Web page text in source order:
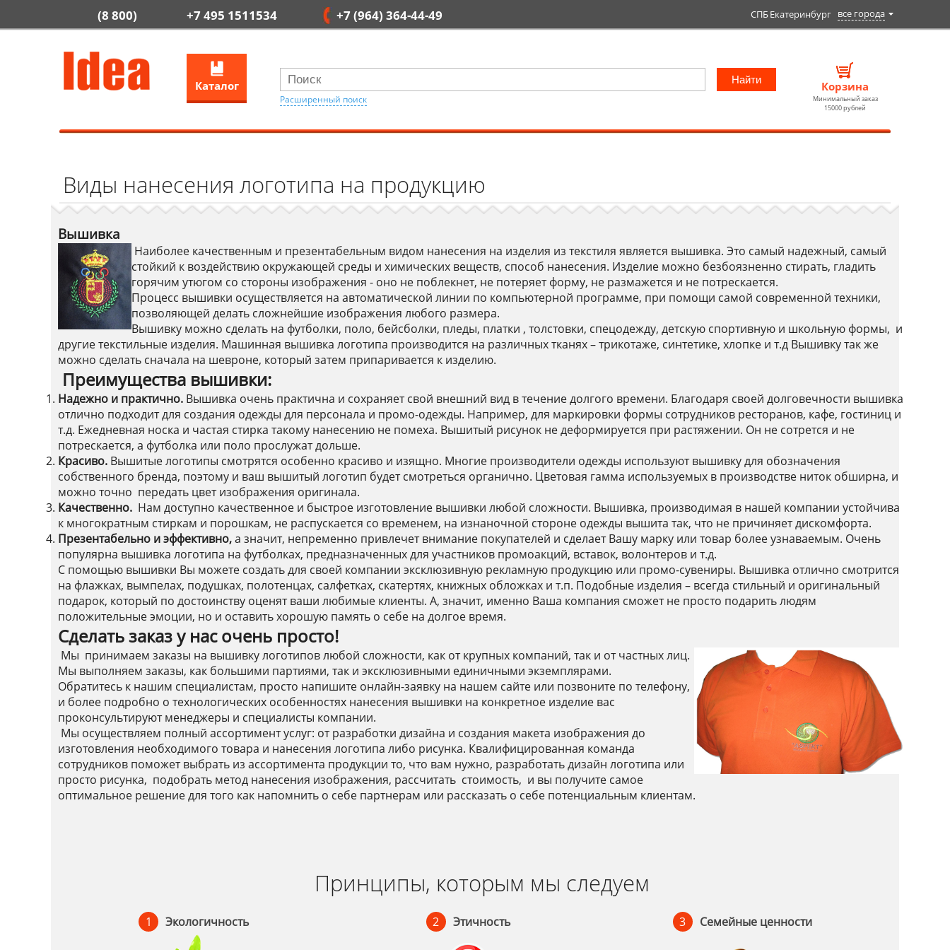
СПБЕкатеринбург
(8 800) +7 495 1511534 +7 (964) 364-44-49 все города
Каталог Найти
Расширенный поиск
Корзина
Минимальный заказ
15000 рублей
Минимальная сумма заказа 50 000 рублей
Виды нанесения логотипа на продукцию
Вышивка
Наиболее качественным и презентабельным видом нанесения на изделия из текстиля является вышивка. Это самый надежный, самый
стойкий к воздействию окружающей среды и химических веществ, способ нанесения. Изделие можно безбоязненно стирать, гладить
горячим утюгом со стороны изображения - оно не поблекнет, не потеряет форму, не размажется и не потрескается.
Процесс вышивки осуществляется на автоматической линии по компьютерной программе, при помощи самой современной техники,
позволяющей делать сложнейшие изображения любого размера.
Вышивку можно сделать на футболки, поло, бейсболки, пледы, платки , толстовки, спецодежду, детскую спортивную и школьную формы, и
другие текстильные изделия. Машинная вышивка логотипа производится на различных тканях – трикотаже, синтетике, хлопке и т.д Вышивку так же
можно сделать сначала на шевроне, который затем припаривается к изделию.
Преимущества вышивки:
Надежно и практично. Вышивка очень практична и сохраняет свой внешний вид в течение долгого времени. Благодаря своей долговечности вышивка
отлично подходит для создания одежды для персонала и промо-одежды. Например, для маркировки формы сотрудников ресторанов, кафе, гостиниц и
т.д. Ежедневная носка и частая стирка такому нанесению не помеха. Вышитый рисунок не деформируется при растяжении. Он не сотрется и не
потрескается, а футболка или поло прослужат дольше.
Красиво. Вышитые логотипы смотрятся особенно красиво и изящно. Многие производители одежды используют вышивку для обозначения
собственного бренда, поэтому и ваш вышитый логотип будет смотреться органично. Цветовая гамма используемых в производстве ниток обширна, и
можно точно передать цвет изображения оригинала.
Качественно. Нам доступно качественное и быстрое изготовление вышивки любой сложности. Вышивка, производимая в нашей компании устойчива
к многократным стиркам и порошкам, не распускается со временем, на изнаночной стороне одежды вышита так, что не причиняет дискомфорта.
Презентабельно и эффективно,а значит, непременно привлечет внимание покупателей и сделает Вашу марку или товар более узнаваемым. Очень
популярна вышивка логотипа на футболках, предназначенных для участников промоакций, вставок, волонтеров и т.д.
С помощью вышивки Вы можете создать для своей компании эксклюзивную рекламную продукцию или промо-сувениры. Вышивка отлично смотрится
на флажках, вымпелах, подушках, полотенцах, салфетках, скатертях, книжных обложках и т.п. Подобные изделия – всегда стильный и оригинальный
подарок, который по достоинству оценят ваши любимые клиенты. А, значит, именно Ваша компания сможет не просто подарить людям
положительные эмоции, но и оставить хорошую память о себе на долгое время.
Сделать заказ у нас очень просто!
Мы принимаем заказы на вышивку логотипов любой сложности, как от крупных компаний, так и от частных лиц.
Мы выполняем заказы, как большими партиями, так и эксклюзивными единичными экземплярами.
Обратитесь к нашим специалистам, просто напишите онлайн-заявку на нашем сайте или позвоните по телефону,
и более подробно о технологических особенностях нанесения вышивки на конкретное изделие вас
проконсультируют менеджеры и специалисты компании.
Мы осуществляем полный ассортимент услуг: от разработки дизайна и создания макета изображения до
изготовления необходимого товара и нанесения логотипа либо рисунка. Квалифицированная команда
сотрудников поможет выбрать из ассортимента продукции то, что вам нужно, разработать дизайн логотипа или
просто рисунка, подобрать метод нанесения изображения, рассчитать стоимость, и вы получите самое
оптимальное решение для того как напомнить о себе партнерам или рассказать о себе потенциальным клиентам.
Принципы, которым мы следуем
1 Экологичность 2 Этичность 3 Семейные ценности